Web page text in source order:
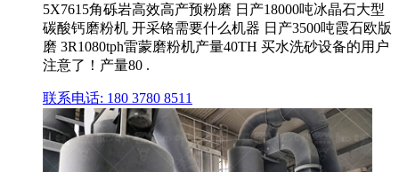
5X7615角砾岩高效高产预粉磨 日产18000吨冰晶石大型
碳酸钙磨粉机 开采铬需要什么机器 日产3500吨霞石欧版
磨 3R1080tph雷蒙磨粉机产量40TH 买水洗砂设备的用户
注意了！产量80 .
联系电话: 180 3780 8511